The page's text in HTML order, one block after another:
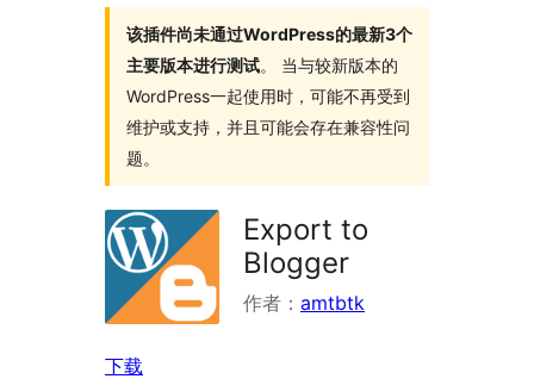
该插件尚未通过WordPress的最新3个
主要版本进行测试。 当与较新版本的
WordPress一起使用时，可能不再受到
维护或支持，并且可能会存在兼容性问
题。
Export to
Blogger
作者： amtbtk
下载